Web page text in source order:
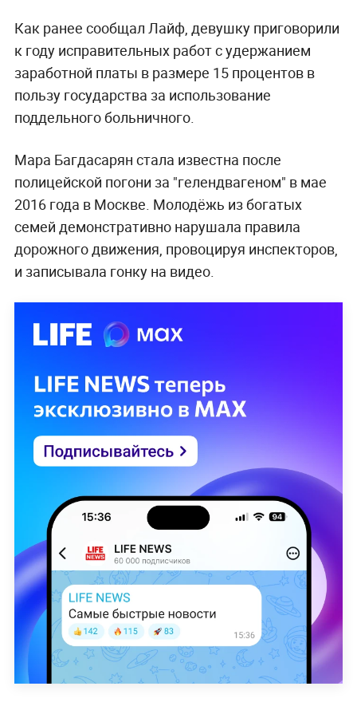
Как ранее сообщал Лайф, девушку приговорили
к году исправительных работ с удержанием
заработной платы в размере 15 процентов в
пользу государства за использование
поддельного больничного.
Мара Багдасарян стала известна после
полицейской погони за "гелендвагеном" в мае
2016 года в Москве. Молодёжь из богатых
семей демонстративно нарушала правила
дорожного движения, провоцируя инспекторов,
и записывала гонку на видео.